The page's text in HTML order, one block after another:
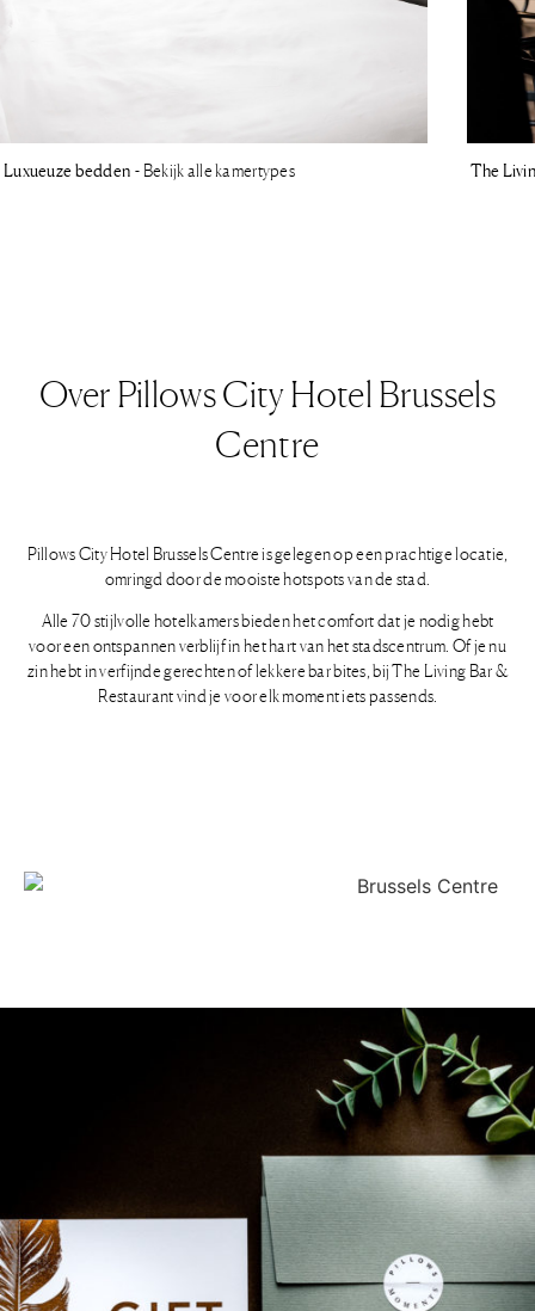
Luxueuze bedden - Bekijk alle kamertypes The
Over Pillows City Hotel Brussels
Centre
Pillows City Hotel Brussels Centre is gelegen op een prachtige locatie,
omringd door de mooiste hotspots van de stad.
Alle 70 stijlvolle hotelkamers bieden het comfort dat je nodig hebt
voor een ontspannen verblijf in het hart van het stadscentrum. Of je nu
zin hebt in verfijnde gerechten of lekkere bar bites, bij The Living Bar &
Restaurant vind je voor elk moment iets passends.